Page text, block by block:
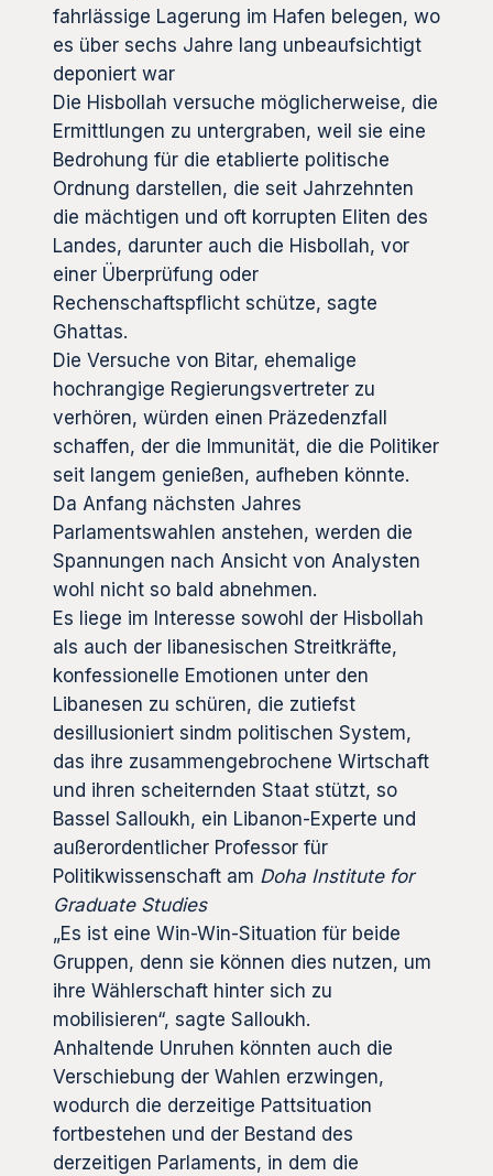
fahrlässige Lagerung im Hafen belegen, wo
es über sechs Jahre lang unbeaufsichtigt
deponiert war
Die Hisbollah versuche möglicherweise, die
Ermittlungen zu untergraben, weil sie eine
Bedrohung für die etablierte politische
Ordnung darstellen, die seit Jahrzehnten
die mächtigen und oft korrupten Eliten des
Landes, darunter auch die Hisbollah, vor
einer Überprüfung oder
Rechenschaftspflicht schütze, sagte
Ghattas.
Die Versuche von Bitar, ehemalige
hochrangige Regierungsvertreter zu
verhören, würden einen Präzedenzfall
schaffen, der die Immunität, die die Politiker
seit langem genießen, aufheben könnte.
Da Anfang nächsten Jahres
Parlamentswahlen anstehen, werden die
Spannungen nach Ansicht von Analysten
wohl nicht so bald abnehmen.
Es liege im Interesse sowohl der Hisbollah
als auch der libanesischen Streitkräfte,
konfessionelle Emotionen unter den
Libanesen zu schüren, die zutiefst
desillusioniert sindm politischen System,
das ihre zusammengebrochene Wirtschaft
und ihren scheiternden Staat stützt, so
Bassel Salloukh, ein Libanon-Experte und
außerordentlicher Professor für
Politikwissenschaft am Doha Institute for
Graduate Studies
„Es ist eine Win-Win-Situation für beide
Gruppen, denn sie können dies nutzen, um
ihre Wählerschaft hinter sich zu
mobilisieren“, sagte Salloukh.
Anhaltende Unruhen könnten auch die
Verschiebung der Wahlen erzwingen,
wodurch die derzeitige Pattsituation
fortbestehen und der Bestand des
derzeitigen Parlaments, in dem die